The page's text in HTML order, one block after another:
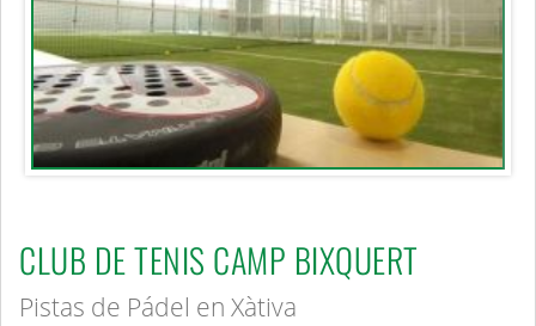
CLUB DE TENIS CAMP BIXQUERT
Pistas de Pádel en Xàtiva